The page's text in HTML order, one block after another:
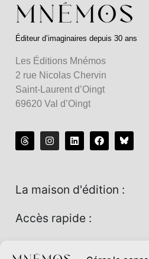
Éditeur d’imaginaires depuis 30 ans
Les Éditions Mnémos
2 rue Nicolas Chervin
Saint-Laurent d’Oingt
69620 Val d’Oingt
La maison d'édition :
Accès rapide :